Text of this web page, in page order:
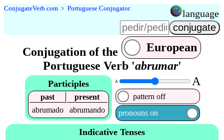
ConjugateVerb.com ﹥ Portuguese Conjugator language
Conjugation of the
European
Portuguese Verb 'abrumar'
Participles
past
present
abrumado
abrumando
A A
pattern off
pronouns on
Indicative Tenses